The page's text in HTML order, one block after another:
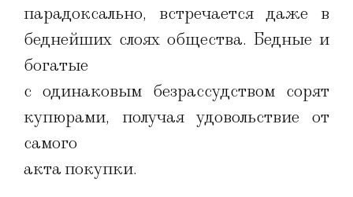
парадоксально, встречается даже в
беднейших слоях общества. Бедные и
богатые
с одинаковым безрассудством сорят
купюрами, получая удовольствие от
самого
акта покупки.